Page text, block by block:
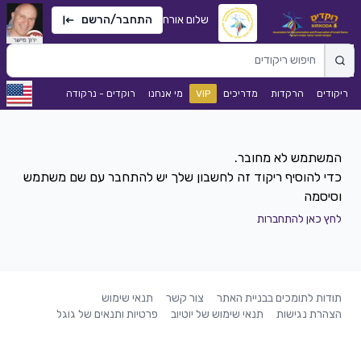
שלום אורח התחבר/הרשם
ריקודים הרקדות מדריכים VIP מי אנחנו רוקדים - נרקודה
כדי להוסיף ריקוד זה לחשבון שלך יש להתחבר עם שם משתמש
וסיסמה
לחץ כאן להתחברות
תודות לתומכים בבניית האתר צור קשר
תנאי שימוש
הצהרת נגישות
תנאי שימוש של יוטיוב פרטיות ותנאים של גוגל